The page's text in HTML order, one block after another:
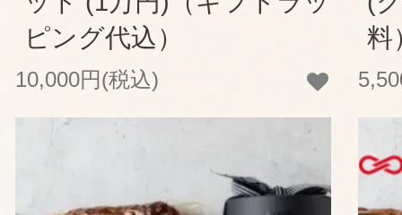
ピング代込）
10,000円(税込)
料